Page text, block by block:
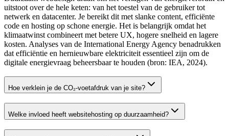
uitstoot over de hele keten: van het toestel van de gebruiker tot
netwerk en datacenter. Je bereikt dit met slanke content, efficiënte
code en hosting op schone energie. Het is belangrijk omdat het
klimaatwinst combineert met betere UX, hogere snelheid en lagere
kosten. Analyses van de International Energy Agency benadrukken
dat efficiëntie en hernieuwbare elektriciteit essentieel zijn om de
digitale energievraag beheersbaar te houden (bron: IEA, 2024).
Hoe verklein je de CO₂‑voetafdruk van je site?
Welke invloed heeft websitehosting op duurzaamheid?